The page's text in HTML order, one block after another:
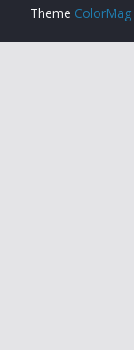
Theme ColorMag